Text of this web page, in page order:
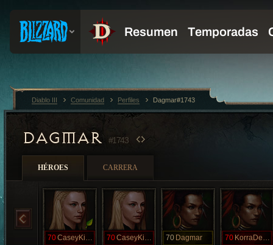
DAGMAR #1743
HÉROES CARRERA
70 CaseyKisses 70 CaseyKisses 70 Dagmar 70 KorraDelRio
Diablo III Comunidad Perfiles Dagmar#1743